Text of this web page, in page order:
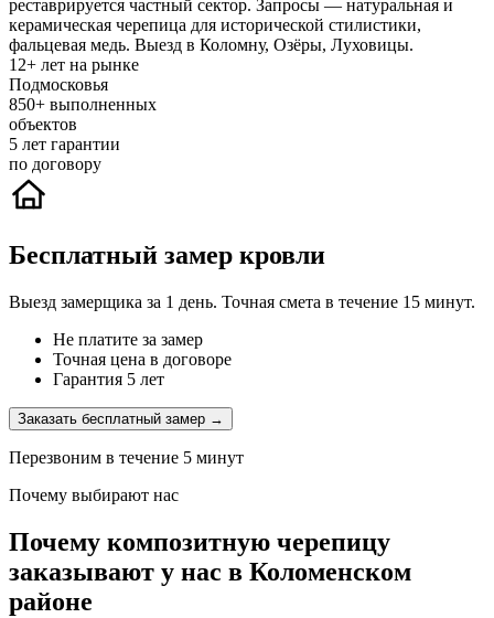
реставрируется частный сектор. Запросы — натуральная и
керамическая черепица для исторической стилистики,
фальцевая медь. Выезд в Коломну, Озёры, Луховицы.
12+ лет на рынке
Подмосковья
850+ выполненных
объектов
5 лет гарантии
по договору
Бесплатный замер кровли
Выезд замерщика за 1 день. Точная смета в течение 15 минут.
Не платите за замер
Точная цена в договоре
Гарантия 5 лет
Заказать бесплатный замер →
Перезвоним в течение 5 минут
Почему выбирают нас
Почему композитную черепицу
заказывают у нас в Коломенском
районе